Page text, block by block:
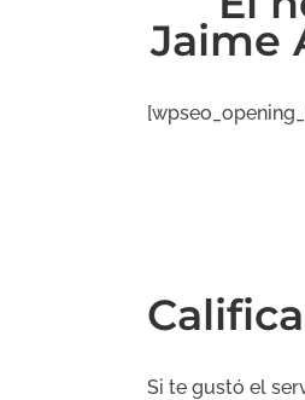
Jaime
Si te gustó el